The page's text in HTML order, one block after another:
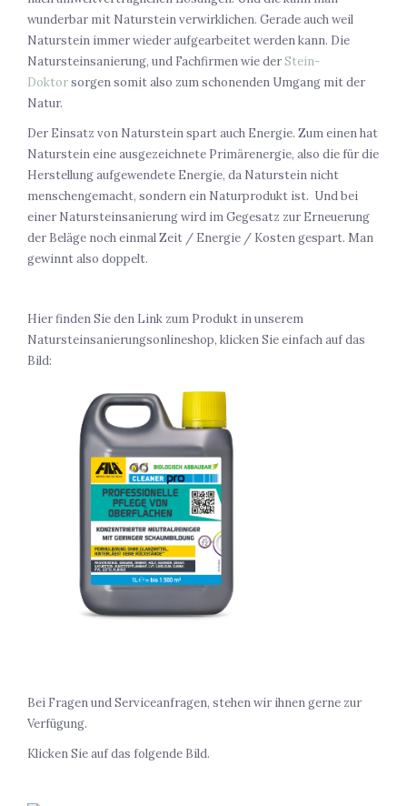
wunderbar mit Naturstein verwirklichen. Gerade auch weil
Naturstein immer wieder aufgearbeitet werden kann. Die
Natursteinsanierung, und Fachfirmen wie derStein-
Doktorsorgen somit also zum schonenden Umgang mit der
Natur.
Der Einsatz von Naturstein spart auch Energie. Zum einen hat
Naturstein eine ausgezeichnete Primärenergie, also die für die
Herstellung aufgewendete Energie, da Naturstein nicht
menschengemacht, sondern ein Naturprodukt ist. Und bei
einer Natursteinsanierung wird im Gegesatz zur Erneuerung
der Beläge noch einmal Zeit / Energie / Kosten gespart. Man
gewinnt also doppelt.
Hier finden Sie den Link zum Produkt in unserem
Natursteinsanierungsonlineshop, klicken Sie einfach auf das
Bild:
Bei Fragen und Serviceanfragen, stehen wir ihnen gerne zur
Verfügung.
Klicken Sie auf das folgende Bild.